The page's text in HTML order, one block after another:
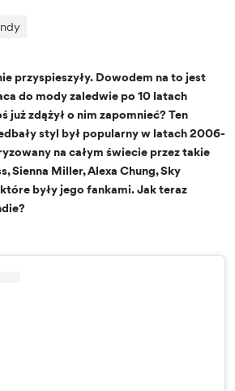
przyspieszyły. Dowodem na to jest
do mody zaledwie po 10 latach
już zdążył o nim zapomnieć? Ten
styl był popularny w latach 2006-
na całym świecie przez takie
Sienna Miller, Alexa Chung, Sky
były jego fankami. Jak teraz